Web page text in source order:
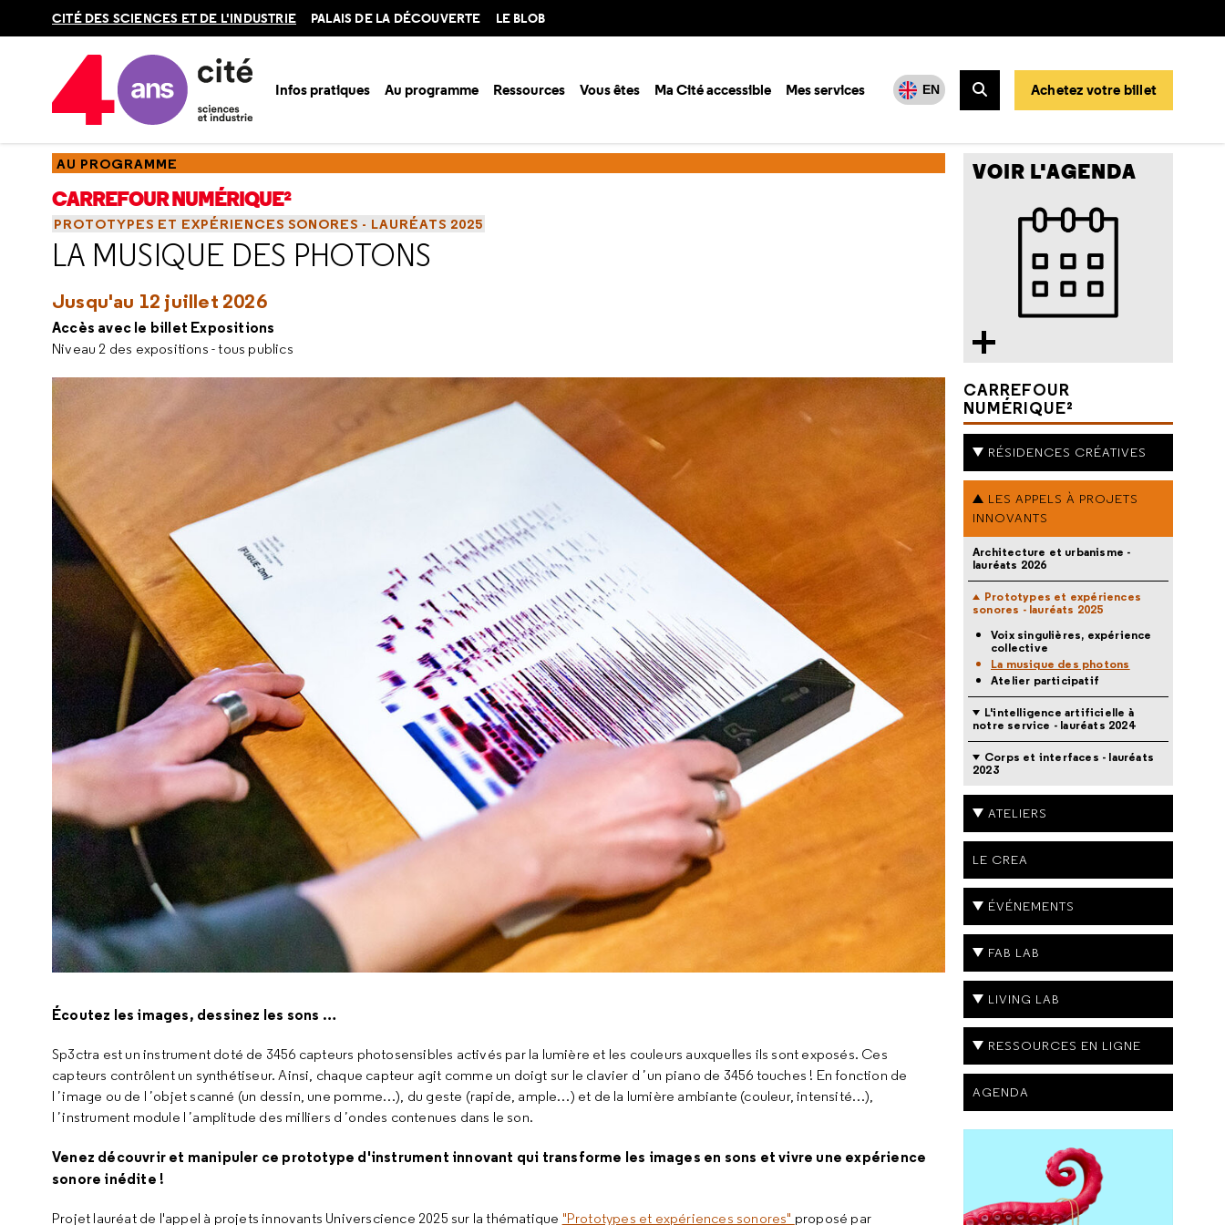
CITÉ DES SCIENCES ET DE L'INDUSTRIE PALAIS DE LA DÉCOUVERTE LE BLOB
Infos pratiques Au programme Ressources Vous êtes Ma Cité accessible Mes services EN
Rechercher
Achetez votre billet
Accueil Au programme
AU PROGRAMME
CARREFOUR NUMÉRIQUE²
PROTOTYPES ET EXPÉRIENCES SONORES - LAURÉATS 2025
LA MUSIQUE DES PHOTONS
Jusqu'au 12 juillet 2026
Accès avec le billet Expositions
Niveau 2 des expositions - tous publics
Écoutez les images, dessinez les sons …
Sp3ctra est un instrument doté de 3456 capteurs photosensibles activés par la lumière et les couleurs auxquelles ils sont exposés. Ces
capteurs contrôlent un synthétiseur. Ainsi, chaque capteur agit comme un doigt sur le clavier dʼun piano de 3456 touches ! En fonction de
lʼimage ou de lʼobjet scanné (un dessin, une pomme…), du geste (rapide, ample…) et de la lumière ambiante (couleur, intensité…),
lʼinstrument module lʼamplitude des milliers dʼondes contenues dans le son.
Venez découvrir et manipuler ce prototype d'instrument innovant qui transforme les images en sons et vivre une expérience
sonore inédite !
Projet lauréat de l'appel à projets innovants Universcience 2025 sur la thématique "Prototypes et expériences sonores" proposé par
VOIR L'AGENDA
CARREFOUR
NUMÉRIQUE²
RÉSIDENCES CRÉATIVES
LES APPELS À PROJETS
INNOVANTS
Architecture et urbanisme -
lauréats 2026
Prototypes et expériences
sonores - lauréats 2025
Voix singulières, expérience
collective
La musique des photons
Atelier participatif
L'intelligence artificielle à
notre service - lauréats 2024
Corps et interfaces - lauréats
2023
ATELIERS
LE CREA
ÉVÉNEMENTS
FAB LAB
LIVING LAB
RESSOURCES EN LIGNE
AGENDA